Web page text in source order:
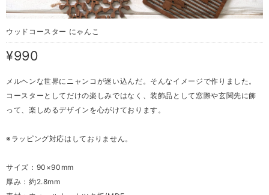
ウッドコースター にゃんこ
¥990
メルヘンな世界にニャンコが迷い込んだ。そんなイメージで作りました。
コースターとしてだけの楽しみではなく、装飾品として窓際や玄関先に飾
って、楽しめるデザインを心がけております。
※ラッピング対応はしておりません。
サイズ：90×90mm
厚み：約2.8mm